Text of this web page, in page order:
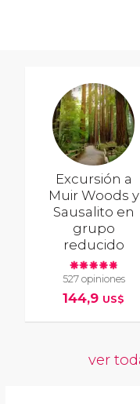
Excursión a
Muir Woods y
Sausalito en
grupo
reducido
527 opiniones
144,9 US$
ver